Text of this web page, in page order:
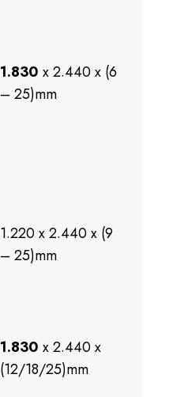
1.830 x 2.440 x (6
– 25)mm
1.220 x 2.440 x (9
– 25)mm
1.830 x 2.440 x
(12/18/25)mm